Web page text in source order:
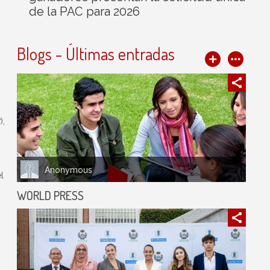
de la PAC para 2026
Blogs - Últimas entradas
Anonymous
WORLD PRESS